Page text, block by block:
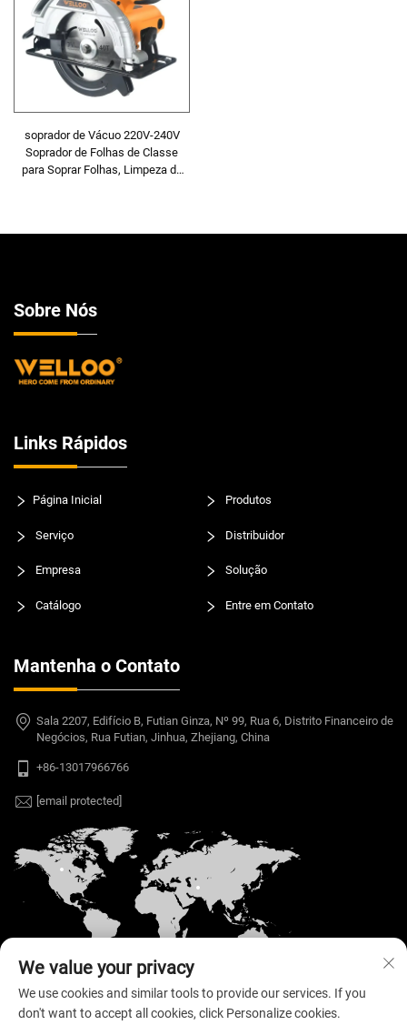
soprador de Vácuo 220V-240V
Soprador de Folhas de Classe
para Soprar Folhas, Limpeza de
Sobre Nós
Links Rápidos
Página Inicial Produtos
Serviço Distribuidor
Empresa Solução
Catálogo Entre em Contato
Mantenha o Contato
Sala 2207, Edifício B, Futian Ginza, Nº 99, Rua 6, Distrito Financeiro de
Negócios, Rua Futian, Jinhua, Zhejiang, China
+86-13017966766
[email protected]
Copyright © 2026 Welloo Electronic Technology Co.,
We value your privacy
We use cookies and similar tools to provide our services. If you
don't want to accept all cookies, click Personalize cookies.